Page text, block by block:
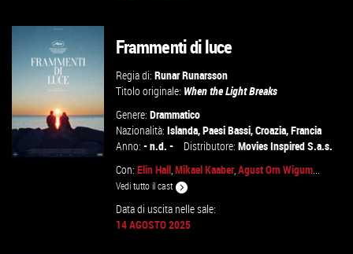
Frammenti di luce
Regia di:Runar Runarsson
Titolo originale: When the Light Breaks
Genere:Drammatico
Nazionalità:Islanda,Paesi Bassi,Croazia,Francia
Anno:- n.d. - Distributore:Movies Inspired S.a.s.
Con:Elin Hall ,Mikael Kaaber,Agust Orn Wigum
Vedi tutto il cast
Data di uscita nelle sale:
14 AGOSTO 2025